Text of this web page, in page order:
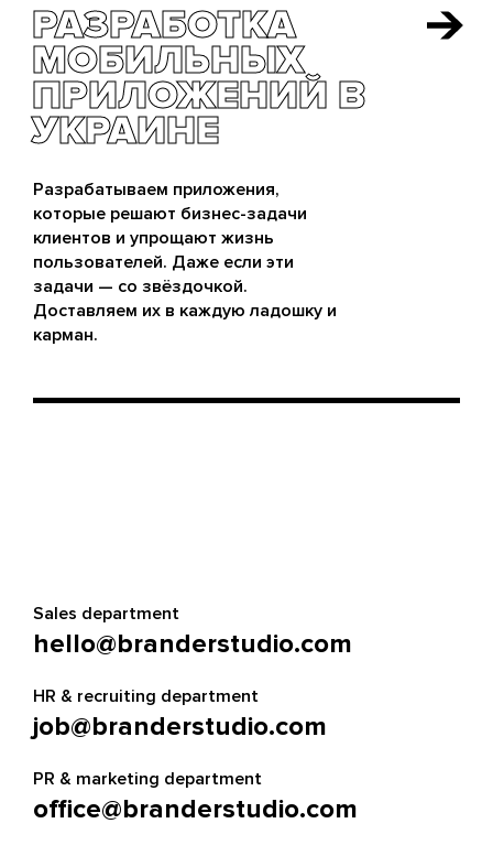
РАЗРАБОТКА
МОБИЛЬНЫХ
ПРИЛОЖЕНИЙ В
УКРАИНЕ
РАЗРАБОТКА
МОБИЛЬНЫХ
ПРИЛОЖЕНИЙ В
УКРАИНЕ
Разрабатываем приложения,
которые решают бизнес-задачи
клиентов и упрощают жизнь
пользователей. Даже если эти
задачи — со звёздочкой.
Доставляем их в каждую ладошку и
карман.
Sales department
hello@branderstudio.com
HR & recruiting department
job@branderstudio.com
PR & marketing department
office@branderstudio.com